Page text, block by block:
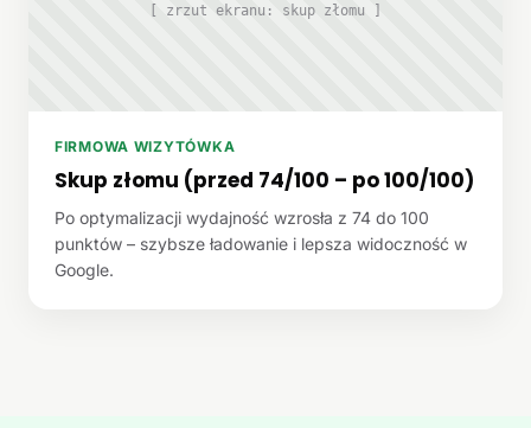
[ zrzut ekranu: skup złomu ]
FIRMOWA WIZYTÓWKA
Skup złomu (przed 74/100 – po 100/100)
Po optymalizacji wydajność wzrosła z 74 do 100
punktów – szybsze ładowanie i lepsza widoczność w
Google.